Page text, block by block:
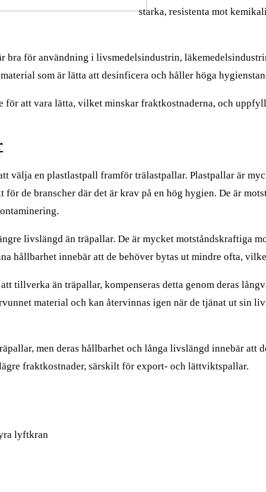
starka, resistenta mot
bra för användning i livsmedelsindustrin,
som är lätta att desinficera och håller höga
för att vara lätta, vilket minskar fraktkostnaderna, och
välja en plastlastpall framför trälastpallar. Plastpallar är
för de branscher där det är krav på en hög hygien. De är
livslängd än träpallar. De är mycket motståndskraftiga
hållbarhet innebär att de behöver bytas ut mindre ofta,
tillverka än träpallar, kompenseras detta genom deras
material och kan återvinnas igen när de tjänat ut sin
men deras hållbarhet och långa livslängd innebär att
fraktkostnader, särskilt för export- och lättviktspallar.
lyftkran